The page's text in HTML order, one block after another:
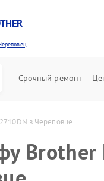
Срочный ремонт
в Череповце
Brother